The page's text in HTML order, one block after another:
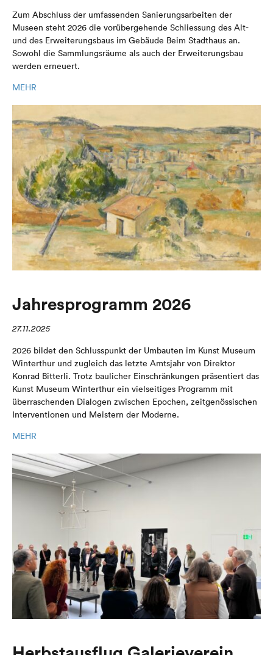
Zum Abschluss der umfassenden Sanierungsarbeiten der
Museen steht 2026 die vorübergehende Schliessung des Alt-
und des Erweiterungsbaus im Gebäude Beim Stadthaus an.
Sowohl die Sammlungsräume als auch der Erweiterungsbau
werden erneuert.
MEHR
Jahresprogramm 2026
27.11.2025
2026 bildet den Schlusspunkt der Umbauten im Kunst Museum
Winterthur und zugleich das letzte Amtsjahr von Direktor
Konrad Bitterli. Trotz baulicher Einschränkungen präsentiert das
Kunst Museum Winterthur ein vielseitiges Programm mit
überraschenden Dialogen zwischen Epochen, zeitgenössischen
Interventionen und Meistern der Moderne.
MEHR